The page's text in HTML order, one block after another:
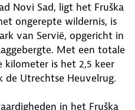
Novi Sad, ligt het Fruška
ongerepte wildernis, is
van Servië, opgericht in
Met een totale
kilometer is het 2,5 keer
de Utrechtse Heuvelrug.
in het Fruška